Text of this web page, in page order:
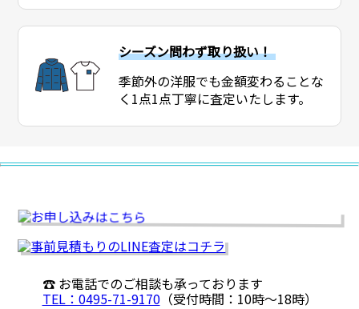
シーズン問わず取り扱い！
季節外の洋服でも金額変わることな
く1点1点丁寧に査定いたします。
☎ お電話でのご相談も承っております
TEL：0495-71-9170（受付時間：10時〜18時）